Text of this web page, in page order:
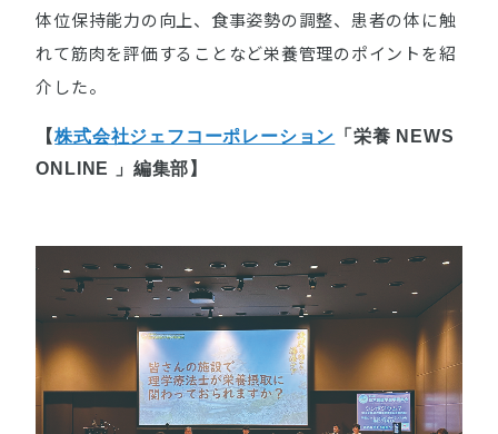
体位保持能力の向上、食事姿勢の調整、患者の体に触
れて筋肉を評価することなど栄養管理のポイントを紹
介した。
【株式会社ジェフコーポレーション 「栄養 NEWS
ONLINE 」編集部】